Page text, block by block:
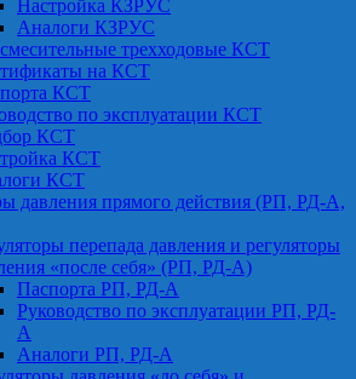
Настройка КЗРУС
Аналоги КЗРУС
трехходовые КСТ
на КСТ
КСТ
по эксплуатации КСТ
КСТ
КСТ
КСТ
давления прямого действия (РП, РД-А,
перепада давления и регуляторы
«после себя» (РП, РД-А)
Паспорта РП, РД-А
Руководство по эксплуатации РП, РД-
А
Аналоги РП, РД-А